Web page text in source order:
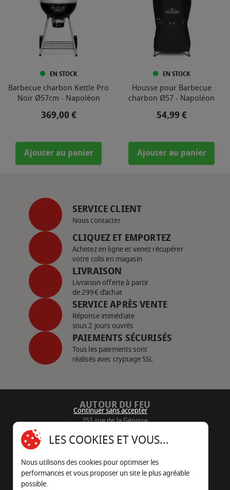
EN STOCK
Barbecue charbon Kettle Pro
Noir Ø57cm - Napoléon
Prix
369,00 €
Ajouter au panier
EN STOCK
Housse pour Barbecue
charbon Ø57 - Napoléon
Prix
54,99 €
Ajouter au panier
SERVICE CLIENT
Nous contacter
CLIQUEZ ET EMPORTEZ
Achetez en ligne et venez récupérer
votre colis en magasin
LIVRAISON
Livraison offerte à partir
de 299€ d’achat
SERVICE APRÈS VENTE
Réponse immédiate
sous 2 jours ouvrés
PAIEMENTS SÉCURISÉS
Tous les paiements sont
réalisés avec cryptage SSL
AUTOUR DU FEU
251 rue de la Génoise
05 45 22 98 09
Nous envoyer un e-mail
Continuer sans accepter
LES COOKIES ET VOUS...
Nous utilisons des cookies pour optimiser les
performances et vous proposer un site le plus agréable
possible.